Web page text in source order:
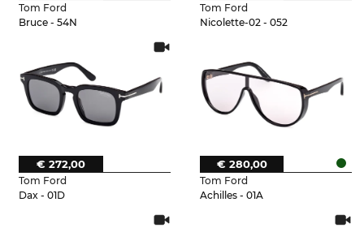
Tom Ford
Bruce - 54N
Tom Ford
Nicolette-02 - 052
Tom Ford
Dax - 01D
€ 272,00
Tom Ford
Achilles - 01A
€ 280,00